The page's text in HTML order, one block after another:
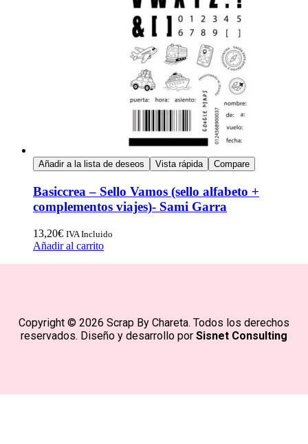
Añadir a la lista de deseos Vista rápida Compare
Basiccrea – Sello Vamos (sello alfabeto +
complementos viajes)- Sami Garra
13,20€ IVA Incluido
Añadir al carrito
Copyright © 2026 Scrap By Chareta. Todos los derechos
reservados. Diseño y desarrollo por Sisnet Consulting